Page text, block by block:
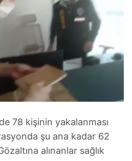
78 kişinin yakalanması
şu ana kadar 62
alınanlar sağlık